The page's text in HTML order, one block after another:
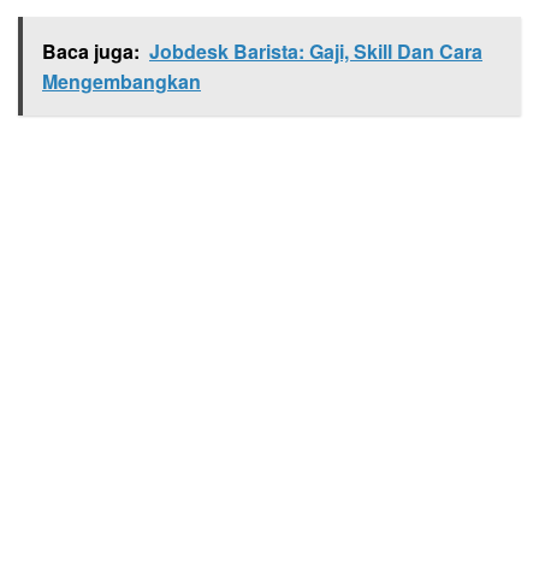
Baca juga: Jobdesk Barista: Gaji, Skill Dan Cara
Mengembangkan